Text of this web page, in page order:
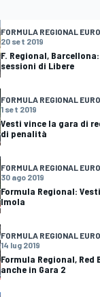
FORMULA REGIONAL
20 set 2019
F. Regional,
sessioni di Libere
FORMULA REGIONAL
1 set 2019
Vesti vince la gara di
di penalità
FORMULA REGIONAL
30 ago 2019
Formula Regional:
Imola
FORMULA REGIONAL
14 lug 2019
Formula Regional,
anche in Gara 2